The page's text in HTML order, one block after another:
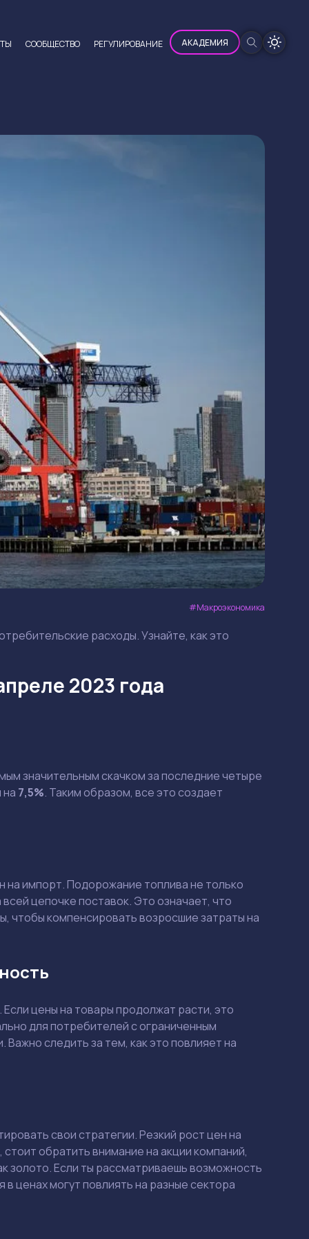
CООБЩЕСТВО РЕГУЛИРОВАНИЕ АКАДЕМИЯ
Макроэкономика
расходы. Узнайте, как это
2023 года
значительным скачком за последние четыре
7,5%. Таким образом, все это создает
импорт. Подорожание топлива не только
цепочке поставок. Это означает, что
чтобы компенсировать возросшие затраты на
цены на товары продолжат расти, это
для потребителей с ограниченным
следить за тем, как это повлияет на
свои стратегии. Резкий рост цен на
обратить внимание на акции компаний,
золото. Если ты рассматриваешь возможность
ценах могут повлиять на разные сектора